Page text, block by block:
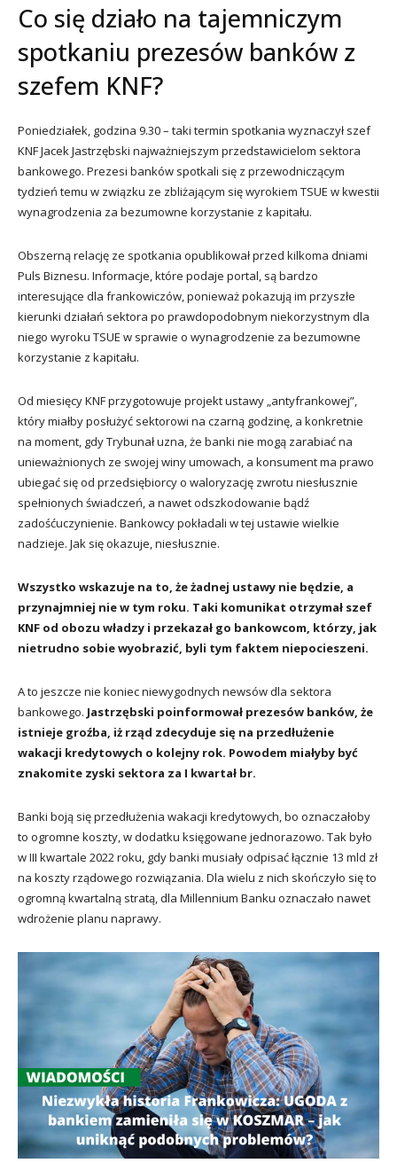
Co się działo na tajemniczym
spotkaniu prezesów banków z
szefem KNF?
Poniedziałek, godzina 9.30 – taki termin spotkania wyznaczył szef
KNF Jacek Jastrzębski najważniejszym przedstawicielom sektora
bankowego. Prezesi banków spotkali się z przewodniczącym
tydzień temu w związku ze zbliżającym się wyrokiem TSUE w kwestii
wynagrodzenia za bezumowne korzystanie z kapitału.
Obszerną relację ze spotkania opublikował przed kilkoma dniami
Puls Biznesu. Informacje, które podaje portal, są bardzo
interesujące dla frankowiczów, ponieważ pokazują im przyszłe
kierunki działań sektora po prawdopodobnym niekorzystnym dla
niego wyroku TSUE w sprawie o wynagrodzenie za bezumowne
korzystanie z kapitału.
Od miesięcy KNF przygotowuje projekt ustawy „antyfrankowej”,
który miałby posłużyć sektorowi na czarną godzinę, a konkretnie
na moment, gdy Trybunał uzna, że banki nie mogą zarabiać na
unieważnionych ze swojej winy umowach, a konsument ma prawo
ubiegać się od przedsiębiorcy o waloryzację zwrotu niesłusznie
spełnionych świadczeń, a nawet odszkodowanie bądź
zadośćuczynienie. Bankowcy pokładali w tej ustawie wielkie
nadzieje. Jak się okazuje, niesłusznie.
Wszystko wskazuje na to, że żadnej ustawy nie będzie, a
przynajmniej nie w tym roku. Taki komunikat otrzymał szef
KNF od obozu władzy i przekazał go bankowcom, którzy, jak
nietrudno sobie wyobrazić, byli tym faktem niepocieszeni.
A to jeszcze nie koniec niewygodnych newsów dla sektora
bankowego. Jastrzębski poinformował prezesów banków, że
istnieje groźba, iż rząd zdecyduje się na przedłużenie
wakacji kredytowych o kolejny rok. Powodem miałyby być
znakomite zyski sektora za I kwartał br.
Banki boją się przedłużenia wakacji kredytowych, bo oznaczałoby
to ogromne koszty, w dodatku księgowane jednorazowo. Tak było
w III kwartale 2022 roku, gdy banki musiały odpisać łącznie 13 mld zł
na koszty rządowego rozwiązania. Dla wielu z nich skończyło się to
ogromną kwartalną stratą, dla Millennium Banku oznaczało nawet
wdrożenie planu naprawy.